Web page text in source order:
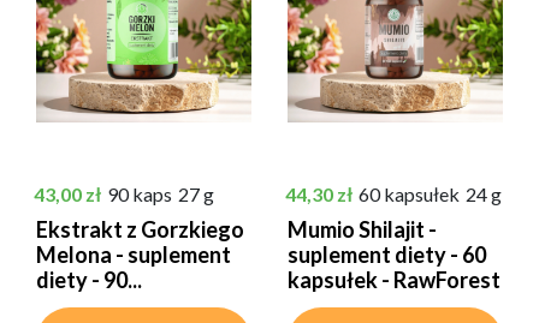
Cena
43,00 zł 90 kaps 27 g
Ekstrakt z Gorzkiego
Melona - suplement
diety - 90...
Cena
44,30 zł 60 kapsułek 24 g
Mumio Shilajit -
suplement diety - 60
kapsułek - RawForest